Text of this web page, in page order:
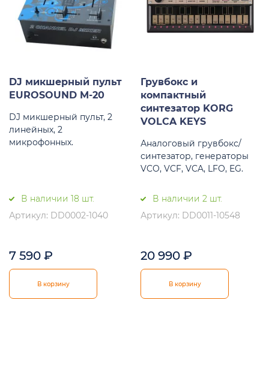
DJ микшерный пульт
EUROSOUND M-20
DJ микшерный пульт, 2
линейных, 2
микрофонных.
В наличии 18 шт.
Артикул: DD0002-1040
7 590 ₽
В корзину
Грувбокс и
компактный
синтезатор KORG
VOLCA KEYS
Аналоговый грувбокс/
синтезатор, генераторы
VCO, VCF, VCA, LFO, EG.
В наличии 2 шт.
Артикул: DD0011-10548
20 990 ₽
В корзину